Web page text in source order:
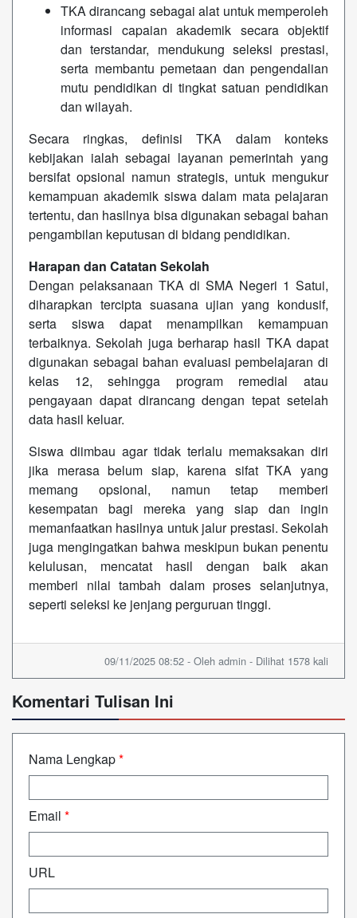
TKA dirancang sebagai alat untuk memperoleh
informasi capaian akademik secara objektif
dan terstandar, mendukung seleksi prestasi,
serta membantu pemetaan dan pengendalian
mutu pendidikan di tingkat satuan pendidikan
dan wilayah.
Secara ringkas, definisi TKA dalam konteks
kebijakan ialah sebagai layanan pemerintah yang
bersifat opsional namun strategis, untuk mengukur
kemampuan akademik siswa dalam mata pelajaran
tertentu, dan hasilnya bisa digunakan sebagai bahan
pengambilan keputusan di bidang pendidikan.
Harapan dan Catatan Sekolah
Dengan pelaksanaan TKA di SMA Negeri 1 Satui,
diharapkan tercipta suasana ujian yang kondusif,
serta siswa dapat menampilkan kemampuan
terbaiknya. Sekolah juga berharap hasil TKA dapat
digunakan sebagai bahan evaluasi pembelajaran di
kelas 12, sehingga program remedial atau
pengayaan dapat dirancang dengan tepat setelah
data hasil keluar.
Siswa diimbau agar tidak terlalu memaksakan diri
jika merasa belum siap, karena sifat TKA yang
memang opsional, namun tetap memberi
kesempatan bagi mereka yang siap dan ingin
memanfaatkan hasilnya untuk jalur prestasi. Sekolah
juga mengingatkan bahwa meskipun bukan penentu
kelulusan, mencatat hasil dengan baik akan
memberi nilai tambah dalam proses selanjutnya,
seperti seleksi ke jenjang perguruan tinggi.
09/11/2025 08:52 - Oleh admin - Dilihat 1578 kali
Komentari Tulisan Ini
Nama Lengkap*
Email *
URL